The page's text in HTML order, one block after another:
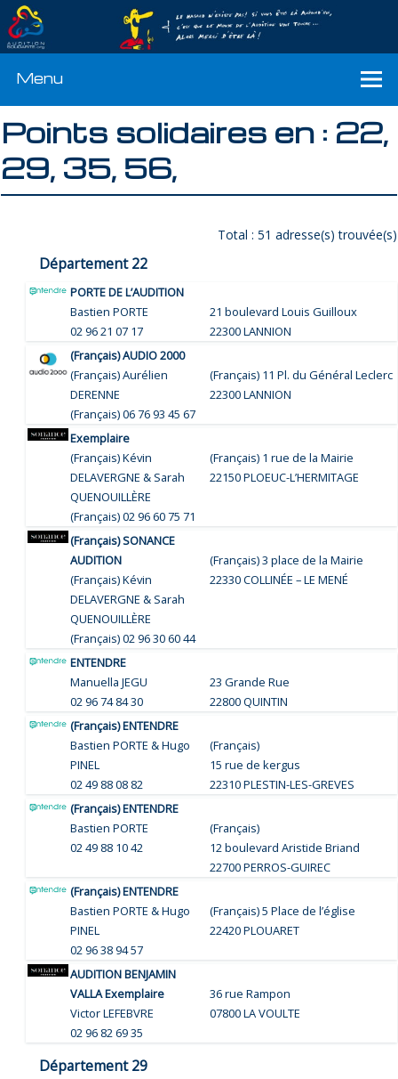
Menu
Points solidaires en : 22,
29, 35, 56,
Total : 51 adresse(s) trouvée(s)
Département 22
PORTE DE L’AUDITION
Bastien PORTE
02 96 21 07 17
21 boulevard Louis Guilloux
22300 LANNION
(Français) AUDIO 2000
(Français) Aurélien
DERENNE
(Français) 06 76 93 45 67
(Français) 11 Pl. du Général Leclerc
22300 LANNION
Exemplaire
(Français) Kévin
DELAVERGNE & Sarah
QUENOUILLÈRE
(Français) 02 96 60 75 71
(Français) 1 rue de la Mairie
22150 PLOEUC-L’HERMITAGE
(Français) SONANCE
AUDITION
(Français) Kévin
DELAVERGNE & Sarah
QUENOUILLÈRE
(Français) 02 96 30 60 44
(Français) 3 place de la Mairie
22330 COLLINÉE – LE MENÉ
ENTENDRE
Manuella JEGU
02 96 74 84 30
23 Grande Rue
22800 QUINTIN
(Français) ENTENDRE
Bastien PORTE & Hugo
PINEL
02 49 88 08 82
(Français)
15 rue de kergus
22310 PLESTIN-LES-GREVES
(Français) ENTENDRE
Bastien PORTE
02 49 88 10 42
(Français)
12 boulevard Aristide Briand
22700 PERROS-GUIREC
(Français) ENTENDRE
Bastien PORTE & Hugo
PINEL
02 96 38 94 57
(Français) 5 Place de l’église
22420 PLOUARET
AUDITION BENJAMIN
VALLA Exemplaire
Victor LEFEBVRE
02 96 82 69 35
36 rue Rampon
07800 LA VOULTE
Département 29